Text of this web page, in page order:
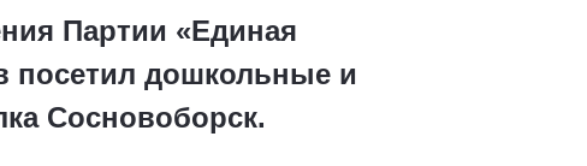
Партии «Единая
посетил дошкольные и
Сосновоборск.